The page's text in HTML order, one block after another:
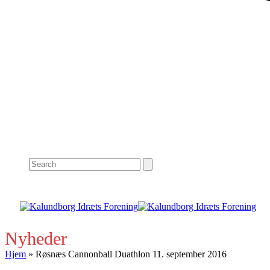
Search
Nyheder
Hjem » Røsnæs Cannonball Duathlon 11. september 2016